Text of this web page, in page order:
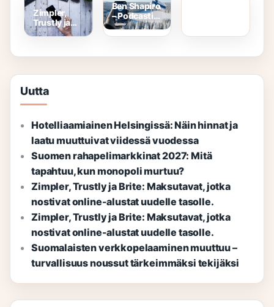
Zimpler,
Trustly ja
Brite:
uudelle
Ben Shapiro
– Podcastin
saatavuus
ja
Suomessa
Uutta
Hotelliaamiainen Helsingissä: Näin hinnat ja
laatu muuttuivat viidessä vuodessa
Suomen rahapelimarkkinat 2027: Mitä
tapahtuu, kun monopoli murtuu?
Zimpler, Trustly ja Brite: Maksutavat, jotka
nostivat online-alustat uudelle tasolle.
Zimpler, Trustly ja Brite: Maksutavat, jotka
nostivat online-alustat uudelle tasolle.
Suomalaisten verkkopelaaminen muuttuu –
turvallisuus noussut tärkeimmäksi tekijäksi